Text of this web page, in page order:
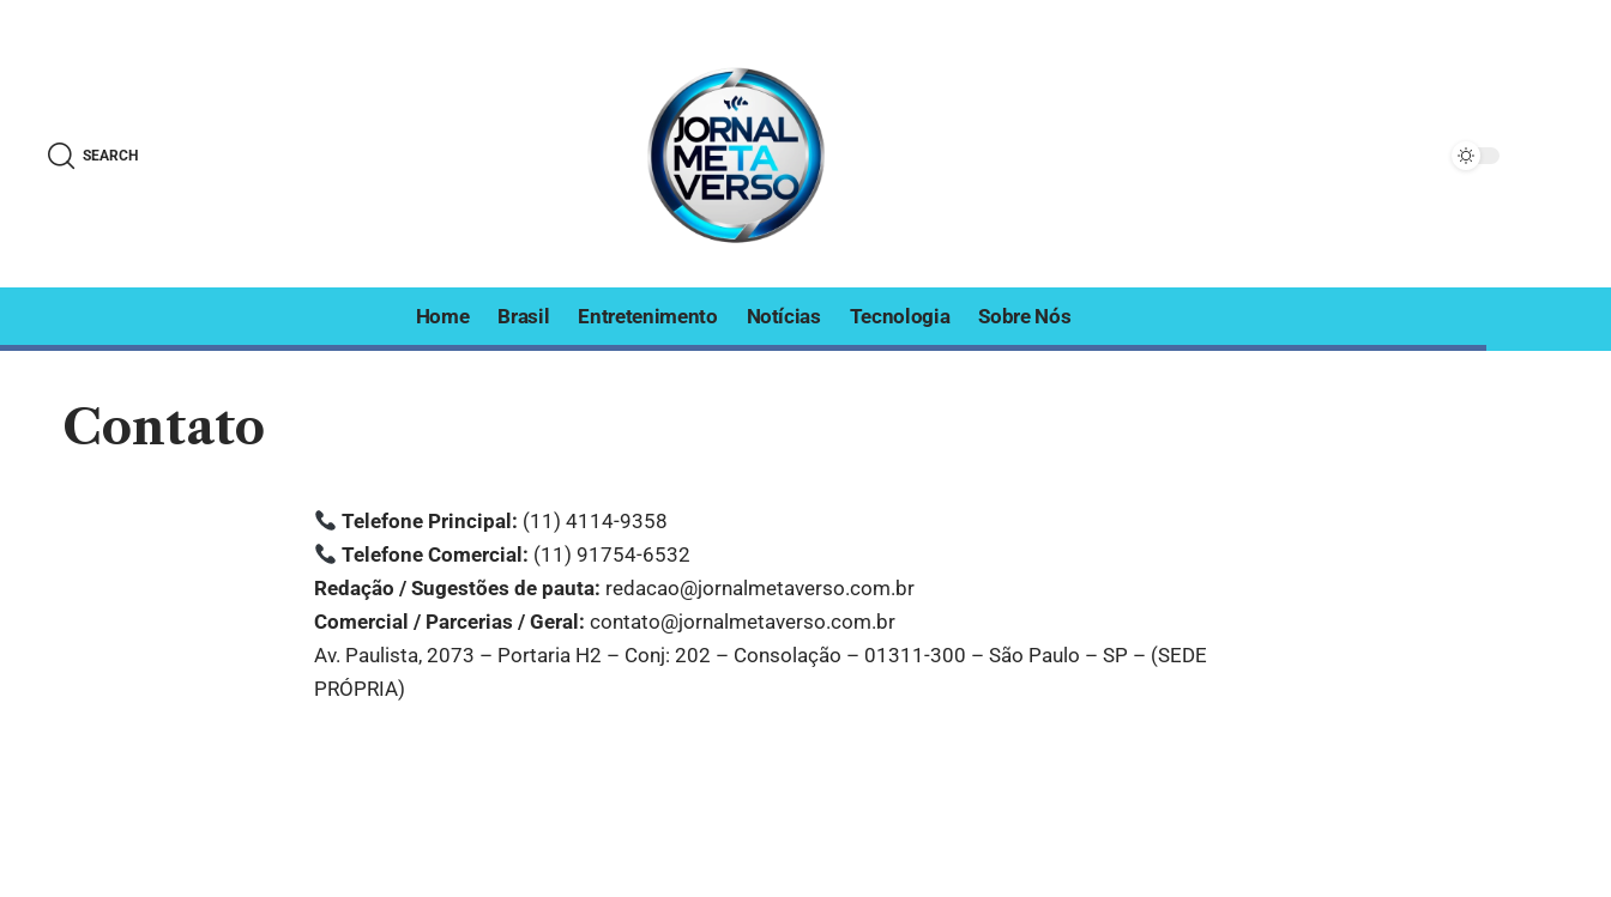
SEARCH
Home Brasil Entretenimento Notícias Tecnologia Sobre Nós
Contato
Telefone Principal: (11) 4114-9358
Telefone Comercial: (11) 91754-6532
Redação / Sugestões de pauta: redacao@jornalmetaverso.com.br
Comercial / Parcerias / Geral: contato@jornalmetaverso.com.br
Av. Paulista, 2073 – Portaria H2 – Conj: 202 – Consolação – 01311-300 – São Paulo – SP – (SEDE
PRÓPRIA)